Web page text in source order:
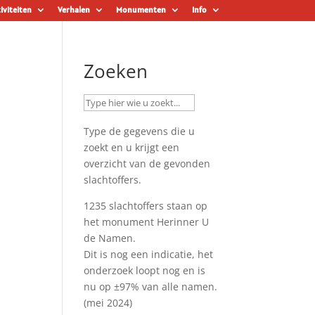
Verhalen Monumenten Info
Zoeken
Type de gegevens die u
zoekt en u krijgt een
overzicht van de gevonden
slachtoffers.
1235 slachtoffers staan op
het monument Herinner U
de Namen.
Dit is nog een indicatie, het
onderzoek loopt nog en is
nu op ±97% van alle namen.
(mei 2024)